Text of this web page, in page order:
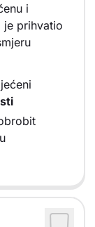
i
je prihvatio